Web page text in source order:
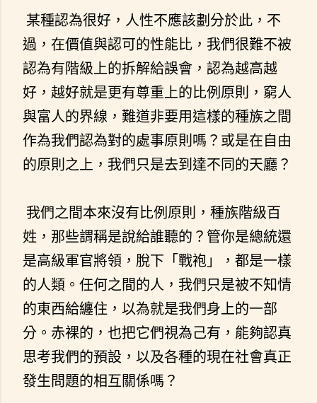
某種認為很好，人性不應該劃分於此，不
過，在價值與認可的性能比，我們很難不被
認為有階級上的拆解給誤會，認為越高越
好，越好就是更有尊重上的比例原則，窮人
與富人的界線，難道非要用這樣的種族之間
作為我們認為對的處事原則嗎？或是在自由
的原則之上，我們只是去到達不同的天廳？
我們之間本來沒有比例原則，種族階級百
姓，那些謂稱是說給誰聽的？管你是總統還
是高級軍官將領，脫下「戰袍」，都是一樣
的人類。任何之間的人，我們只是被不知情
的東西給纏住，以為就是我們身上的一部
分。赤裸的，也把它們視為己有，能夠認真
思考我們的預設，以及各種的現在社會真正
發生問題的相互關係嗎？